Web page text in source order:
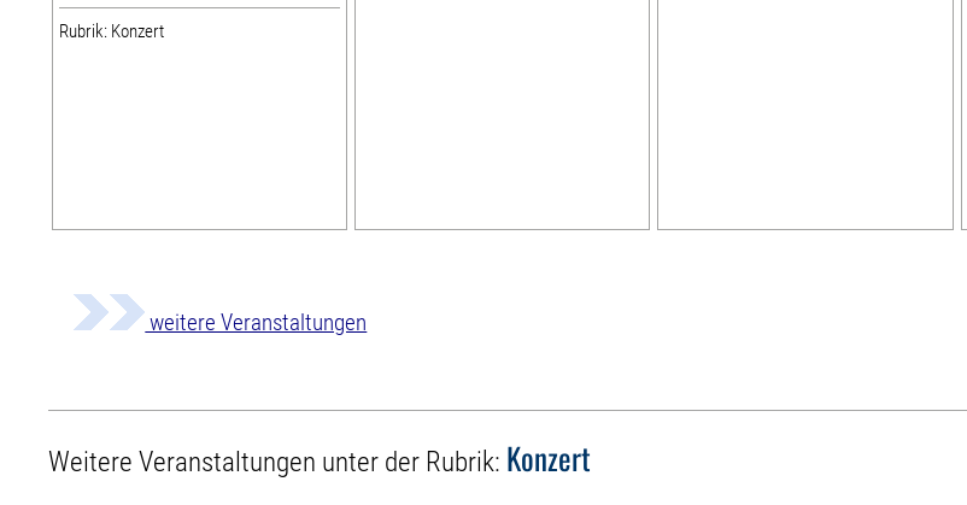
Rubrik: Konzert
weitere Veranstaltungen
Weitere Veranstaltungen unter der Rubrik: Konzert